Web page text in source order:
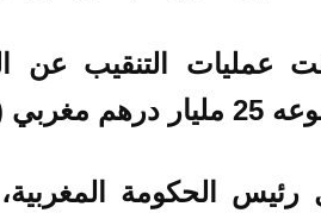
= 9.75 دراهم مغربية).
رئيس الحكومة